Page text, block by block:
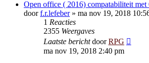
Open office ( 2016) compatabiliteit
doorf.r.lefeber» ma nov 19, 2018
1 Reacties
2355 Weergaves
Laatste berichtdoorRPG
ma nov 19, 2018 2:40 pm